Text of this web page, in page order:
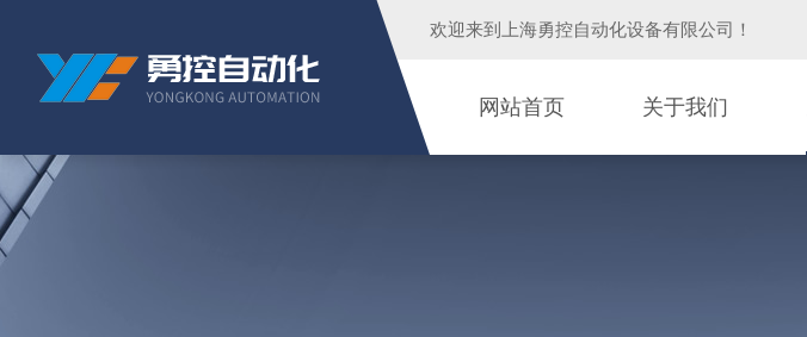
欢迎来到 上海勇控自动化设备有限公司 ！
网站首页 关于我们